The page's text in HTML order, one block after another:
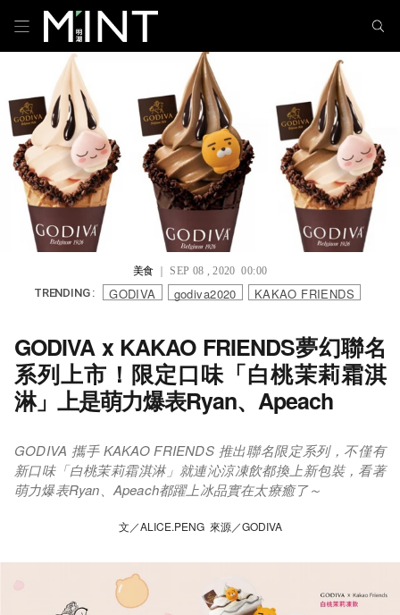
美食｜ SEP 08 , 2020 00:00
TRENDING : GODIVA godiva2020 KAKAO FRIENDS
GODIVA x KAKAO FRIENDS夢幻聯名
系列上市！限定口味「白桃茉莉霜淇
淋」上是萌力爆表Ryan、Apeach
GODIVA 攜手 KAKAO FRIENDS 推出聯名限定系列，不僅有
新口味「白桃茉莉霜淇淋」就連沁涼凍飲都換上新包裝，看著
萌力爆表Ryan、Apeach都躍上冰品實在太療癒了～
文／ALICE.PENG 來源／GODIVA